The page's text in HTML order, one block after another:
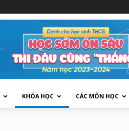
KHÓA HỌC CÁC MÔN HỌC